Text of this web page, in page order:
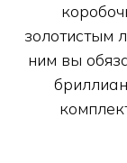
золотистым
ним вы